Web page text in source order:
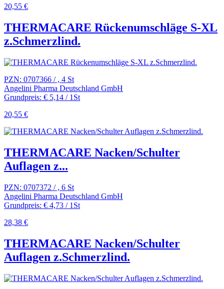
20,55 €
THERMACARE Rückenumschläge S-XL
z.Schmerzlind.
PZN: 0707366 / , 4 St
Angelini Pharma Deutschland GmbH
Grundpreis: € 5,14 / 1St
20,55 €
THERMACARE Nacken/Schulter
Auflagen z...
PZN: 0707372 / , 6 St
Angelini Pharma Deutschland GmbH
Grundpreis: € 4,73 / 1St
28,38 €
THERMACARE Nacken/Schulter
Auflagen z.Schmerzlind.